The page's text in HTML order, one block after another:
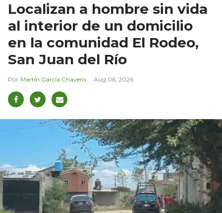
Localizan a hombre sin vida
al interior de un domicilio
en la comunidad El Rodeo,
San Juan del Río
Martín García Chavero Aug 06, 2026